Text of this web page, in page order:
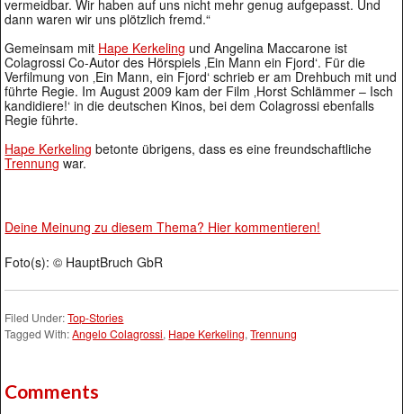
vermeidbar. Wir haben auf uns nicht mehr genug aufgepasst. Und
dann waren wir uns plötzlich fremd.“
Gemeinsam mit Hape Kerkeling und Angelina Maccarone ist
Colagrossi Co-Autor des Hörspiels ‚Ein Mann ein Fjord‘. Für die
Verfilmung von ‚Ein Mann, ein Fjord‘ schrieb er am Drehbuch mit und
führte Regie. Im August 2009 kam der Film ‚Horst Schlämmer – Isch
kandidiere!‘ in die deutschen Kinos, bei dem Colagrossi ebenfalls
Regie führte.
Hape Kerkeling betonte übrigens, dass es eine freundschaftliche
Trennung war.
Deine Meinung zu diesem Thema? Hier kommentieren!
Foto(s): © HauptBruch GbR
Filed Under:Top-Stories
Tagged With:Angelo Colagrossi, Hape Kerkeling,Trennung
Comments